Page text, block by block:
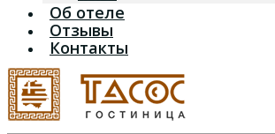
Об отеле
Отзывы
Контакты